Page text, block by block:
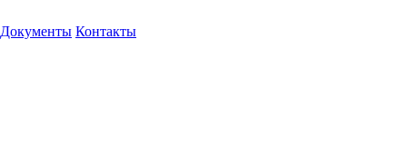
Документы Контакты